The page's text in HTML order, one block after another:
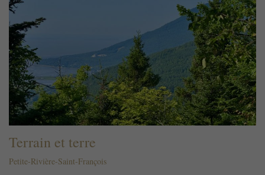
Terrain et terre
Petite-Rivière-Saint-François